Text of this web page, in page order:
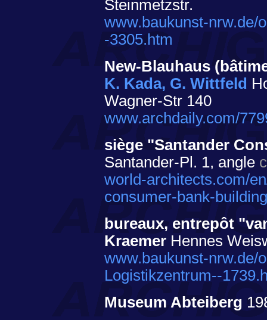
Steinmetzstr.
www.baukunst-nrw.de/
-3305.htm
New-Blauhaus
K. Kada, G. Wittfeld
Wagner-Str 140
www.archdaily.com/
siège "Santander
Santander-Pl. 1, angle
world-architects.com/
consumer-bank-building
bureaux, entrepôt
Kraemer Hennes
www.baukunst-nrw.de/
Logistikzentrum--
Museum Abteiberg